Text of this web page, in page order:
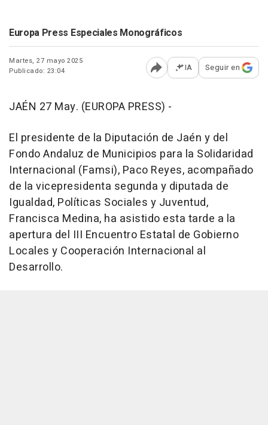
Europa Press Especiales Monográficos
Martes, 27 mayo 2025
Publicado: 23:04
Abrir opciones para
IA Seguir en
JAÉN 27 May. (EUROPA PRESS) -
El presidente de la Diputación de Jaén y del
Fondo Andaluz de Municipios para la Solidaridad
Internacional (Famsi), Paco Reyes, acompañado
de la vicepresidenta segunda y diputada de
Igualdad, Políticas Sociales y Juventud,
Francisca Medina, ha asistido esta tarde a la
apertura del III Encuentro Estatal de Gobierno
Locales y Cooperación Internacional al
Desarrollo.